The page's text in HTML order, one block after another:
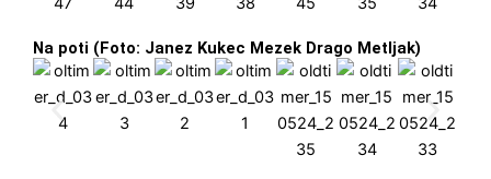
Na poti (Foto: Janez Kukec Mezek Drago Metljak)